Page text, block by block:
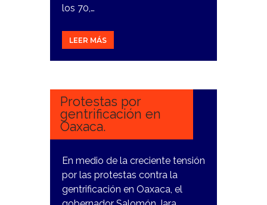
los 70,…
LEER MÁS
30
Protestas por
gentrificación en
Oaxaca.
En medio de la creciente tensión
por las protestas contra la
gentrificación en Oaxaca, el